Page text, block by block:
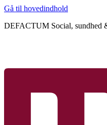
Gå til hovedindhold
DEFACTUM Social, sundhed